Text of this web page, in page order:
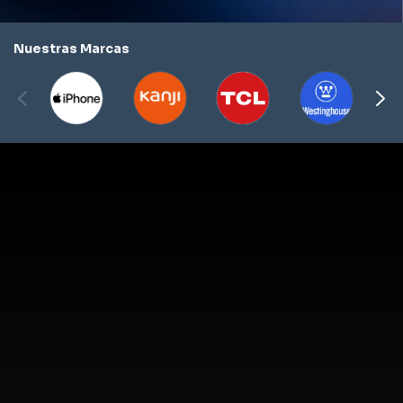
Nuestras Marcas